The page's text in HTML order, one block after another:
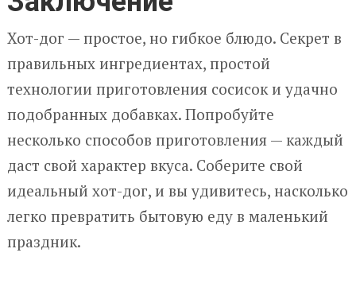
Хот-дог — простое, но гибкое блюдо. Секрет в
правильных ингредиентах, простой
технологии приготовления сосисок и удачно
подобранных добавках. Попробуйте
несколько способов приготовления — каждый
даст свой характер вкуса. Соберите свой
идеальный хот-дог, и вы удивитесь, насколько
легко превратить бытовую еду в маленький
праздник.